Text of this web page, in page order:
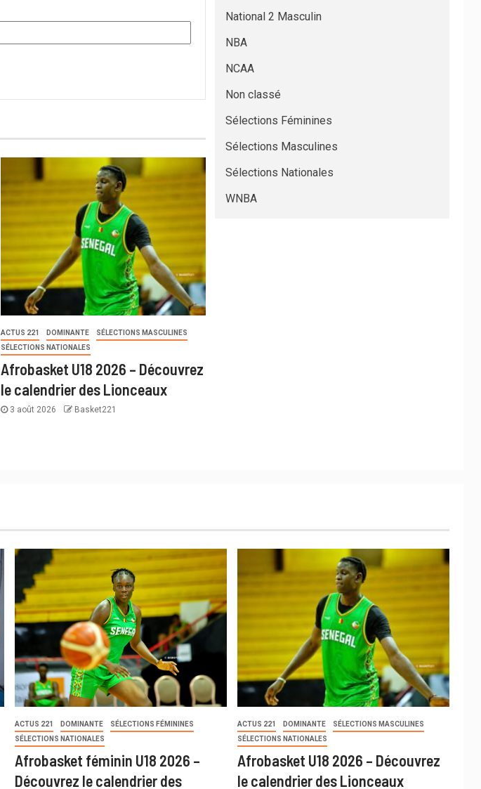
ACTUS 221 DOMINANTE
SÉLECTIONS MASCULINES
SÉLECTIONS NATIONALES
Afrobasket U18 2026 – Découvrez
le calendrier des Lionceaux
3 août 2026 Basket221
National 2 Masculin
NBA
NCAA
Non classé
Sélections Féminines
Sélections Masculines
Sélections Nationales
WNBA
ACTUS 221 DOMINANTE
SÉLECTIONS FÉMININES
SÉLECTIONS NATIONALES
Afrobasket féminin U18 2026 –
Découvrez le calendrier des
ACTUS 221 DOMINANTE
SÉLECTIONS MASCULINES
SÉLECTIONS NATIONALES
Afrobasket U18 2026 – Découvrez
le calendrier des Lionceaux